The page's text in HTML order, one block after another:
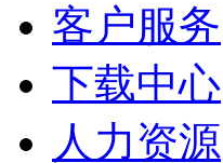
客户服务
下载中心
人力资源